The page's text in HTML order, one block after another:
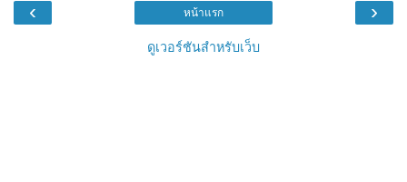
‹ ›
หน้าแรก
ดูเวอร์ชันสำหรับเว็บ